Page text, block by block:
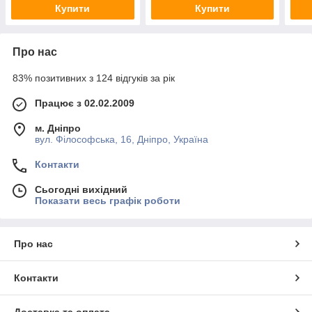
Купити Купити
Про нас
83% позитивних з 124 відгуків за рік
Працює з 02.02.2009
м. Дніпро
вул. Філософська, 16, Дніпро, Україна
Контакти
Сьогодні вихідний
Показати весь графік роботи
Про нас
Контакти